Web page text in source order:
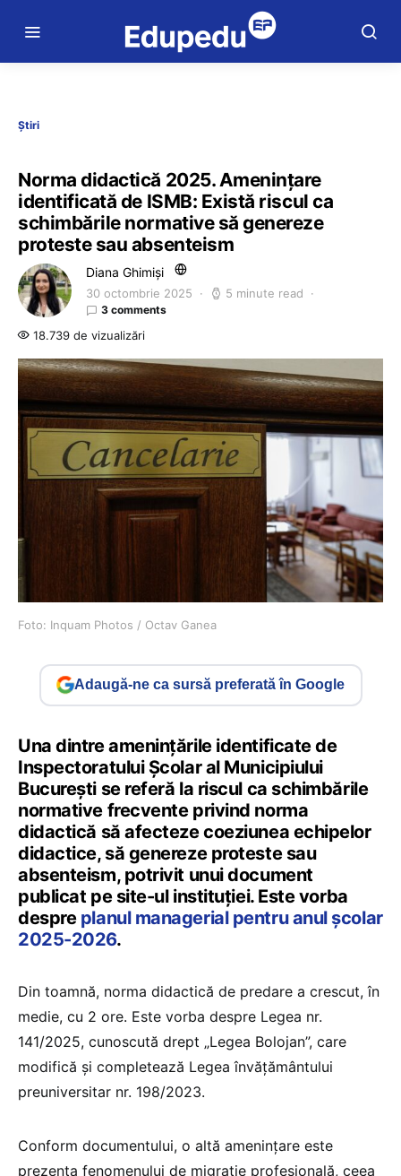
Știri
Norma didactică 2025. Amenințare
identificată de ISMB: Există riscul ca
schimbările normative să genereze
proteste sau absenteism
Diana Ghimiși
30 octombrie 2025 5 minute read
3 comments
18.739 de vizualizări
Foto: Inquam Photos / Octav Ganea
Adaugă-ne ca sursă preferată în Google
Una dintre amenințările identificate de
Inspectoratului Școlar al Municipiului
București se referă la riscul ca schimbările
normative frecvente privind norma
didactică să afecteze coeziunea echipelor
didactice, să genereze proteste sau
absenteism, potrivit unui document
publicat pe site-ul instituției. Este vorba
despre planul managerial pentru anul școlar
2025-2026.
Din toamnă, norma didactică de predare a crescut, în
medie, cu 2 ore. Este vorba despre Legea nr.
141/2025, cunoscută drept „Legea Bolojan”, care
modifică și completează Legea învățământului
preuniversitar nr. 198/2023.
Conform documentului, o altă amenințare este
prezența fenomenului de migrație profesională, ceea